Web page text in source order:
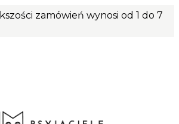
zamówień wynosi od 1 do 7